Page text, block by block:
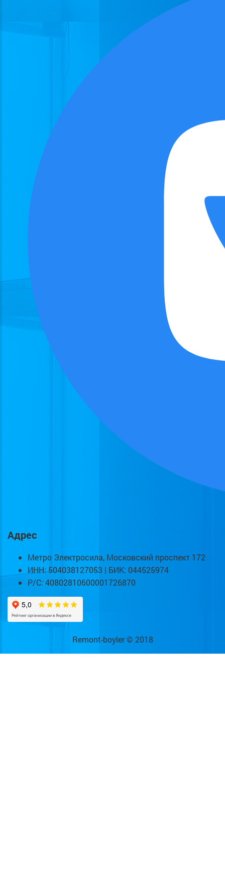
Адрес
Метро Электросила, Московский проспект 172
ИНН: 504038127053 | БИК: 044525974
Р/С: 40802810600001726870
Remont-boyler © 2018